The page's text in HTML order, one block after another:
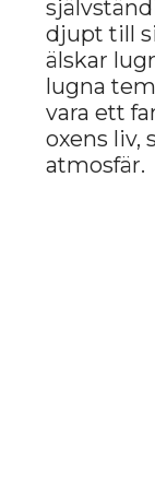
Engelsk